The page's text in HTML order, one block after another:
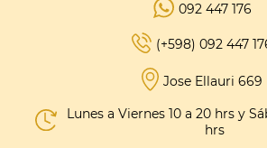
092 447 176
(+598) 092 447
Jose Ellauri 669
Lunes a Viernes 10 a 20 hrs y
hrs